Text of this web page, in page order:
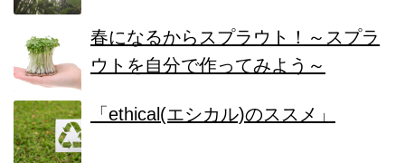
春になるからスプラウト！～スプラ
ウトを自分で作ってみよう～
「ethical(エシカル)のススメ」